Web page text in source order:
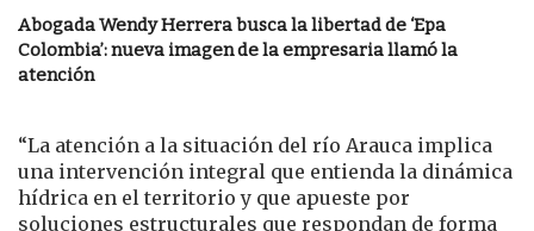
Abogada Wendy Herrera busca la libertad de ‘Epa
Colombia’: nueva imagen de la empresaria llamó la
atención
“La atención a la situación del río Arauca implica
una intervención integral que entienda la dinámica
hídrica en el territorio y que apueste por
soluciones estructurales que respondan de forma